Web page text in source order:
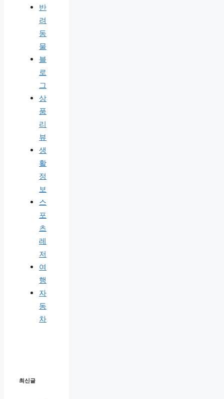
반
려
동
물
블
로
그
상
품
리
뷰
생
활
정
보
스
포
츠
레
저
여
행
자
동
차
최신글